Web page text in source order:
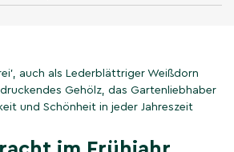
auch als Lederblättriger Weißdorn
Gehölz, das Gartenliebhaber
und Schönheit in jeder Jahreszeit